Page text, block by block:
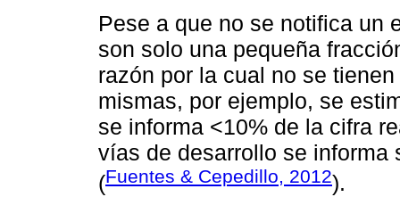
Pese a que no se notifica un
son solo una pequeña
razón por la cual no se
mismas, por ejemplo, se
se informa <10% de la cifra
vías de desarrollo se informa
(Fuentes & Cepedillo, 2012).